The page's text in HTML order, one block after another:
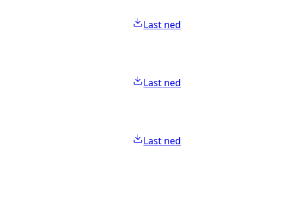
Last ned
Last ned
Last ned